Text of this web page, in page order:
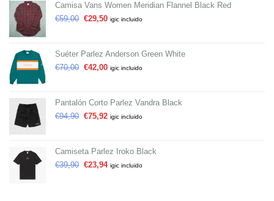
Camisa Vans Women Meridian Flannel Black Red
€59,00 €29,50 igic incluido
Suéter Parlez Anderson Green White
€70,00 €42,00 igic incluido
Pantalón Corto Parlez Vandra Black
€94,90 €75,92 igic incluido
Camiseta Parlez Iroko Black
€39,90 €23,94 igic incluido